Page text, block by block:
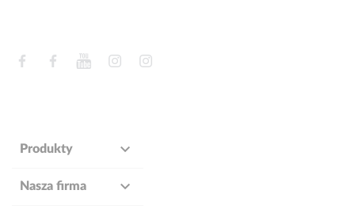
FacebookFacebookYouTubeInstagram
Produkty 
Nasza firma 